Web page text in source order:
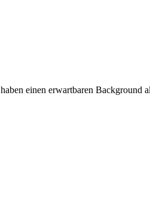
einen erwartbaren Background